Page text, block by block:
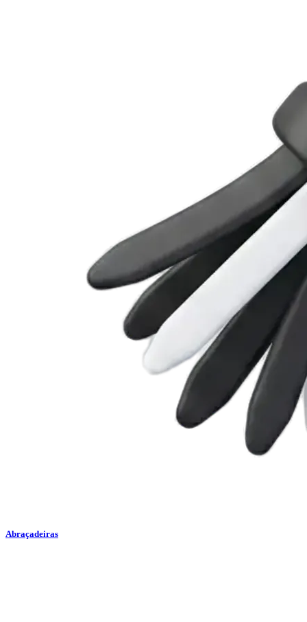
Abraçadeiras